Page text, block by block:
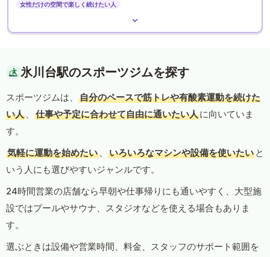
女性だけの空間で楽しく続けたい人
氷川台駅のスポーツジムを探す
スポーツジムは、
自分のペースで筋トレや有酸素運動を続けた
い人 、 仕事や予定に合わせて自由に通いたい人に向いていま
す。
気軽に運動を始めたい 、 いろいろなマシンや設備を使いたい と
いう人にも選びやすいジャンルです。
24時間営業の店舗なら早朝や仕事帰りにも通いやすく、大型施
設ではプールやサウナ、スタジオなどを使える場合もありま
す。
選ぶときは設備や営業時間、料金、スタッフのサポート範囲を